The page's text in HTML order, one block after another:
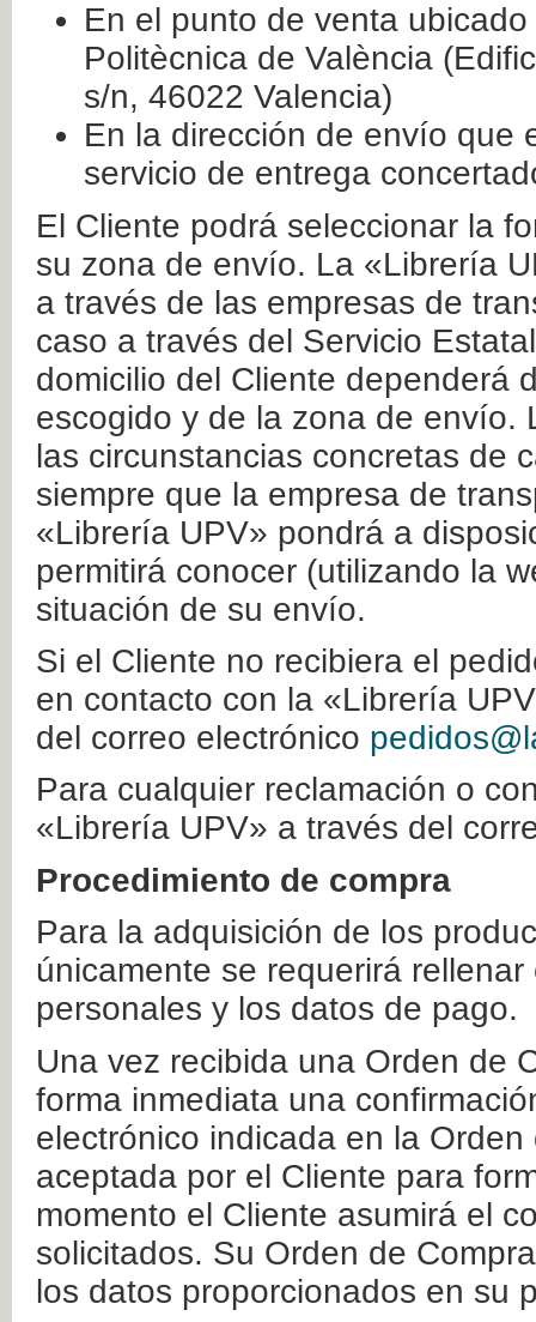
En el punto de venta
Politècnica de València
s/n, 46022 Valencia)
En la dirección de envío que
servicio de entrega
El Cliente podrá seleccionar la
su zona de envío. La «Librería
a través de las empresas de
caso a través del Servicio
domicilio del Cliente dependerá
escogido y de la zona de envío.
las circunstancias concretas de
siempre que la empresa de
«Librería UPV» pondrá a
permitirá conocer (utilizando la
situación de su envío.
Si el Cliente no recibiera el
en contacto con la «Librería
del correo electrónico
Para cualquier reclamación o
«Librería UPV» a través del
Procedimiento de compra
Para la adquisición de los
únicamente se requerirá
personales y los datos de pago.
Una vez recibida una Orden de
forma inmediata una
electrónico indicada en la
aceptada por el Cliente para
momento el Cliente asumirá el
solicitados. Su Orden de
los datos proporcionados en su